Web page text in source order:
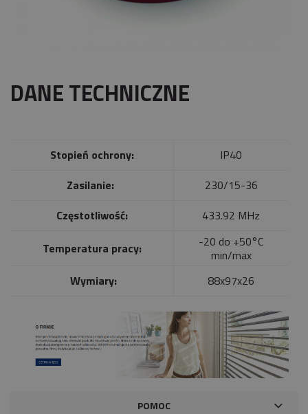
DANE TECHNICZNE
Stopień ochrony:
IP40
Zasilanie:
230/15-36
Częstotliwość:
433.92 MHz
Temperatura pracy:
-20 do +50°C
min/max
Wymiary:
88x97x26
POMOC